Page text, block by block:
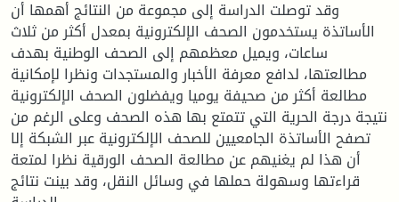
وقد توصلت الدراسة إلى مجموعة من النتائج أهمها أن
الأساتذة يستخدمون الصحف الإلكترونية بمعدل أكثر من ثلاث
ساعات، ويميل معظمهم إلى الصحف الوطنية بهدف
مطالعتها، لدافع معرفة الأخبار والمستجدات ونظرا لإمكانية
مطالعة أكثر من صحيفة يوميا ويفضلون الصحف الإلكترونية
نتيجة درجة الحرية التي تتمتع بها هذه الصحف وعلى الرغم من
تصفح الأساتذة الجامعيين للصحف الإلكترونية عبر الشبكة إلا
أن هذا لم يغنيهم عن مطالعة الصحف الورقية نظرا لمتعة
قراءتها وسهولة حملها في وسائل النقل، وقد بينت نتائج